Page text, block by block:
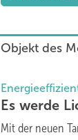
Objekt des
Es werde
Mit der neuen